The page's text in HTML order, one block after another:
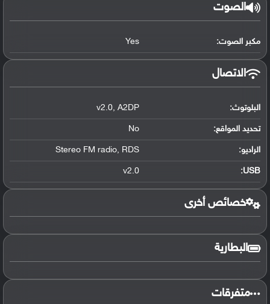
الصوت
مكبر الصوت: Yes
الاتصال
البلوتوث:
v2.0, A2DP
تحديد المواقع:
No
الراديو: Stereo FM radio, RDS
USB
:
v2.0
خصائص أخرى
البطارية
متفرقات